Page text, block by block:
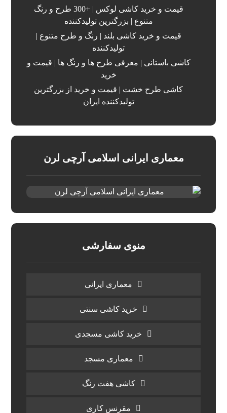
قیمت و خرید کاشی لوکس | +300 طرح و رنگ
متنوع | بزرگترین تولیدکننده
قیمت و خرید کاشی بلند | رنگ و طرح متنوع |
تولیدکننده
کاشی باستانی | معرفی طرح ها و رنگ ها | قیمت و
خرید
کاشی طرح خشت | قیمت و خرید از بزرگترین
تولیدکننده ایران
معماری ایرانی اسلامی آرچی لرن
منوی سفارشی
معماری ایرانی
خرید کاشی سنتی
خرید کاشی مسجدی
معماری مسجد
کاشی هفت رنگ
مقرنس کاری